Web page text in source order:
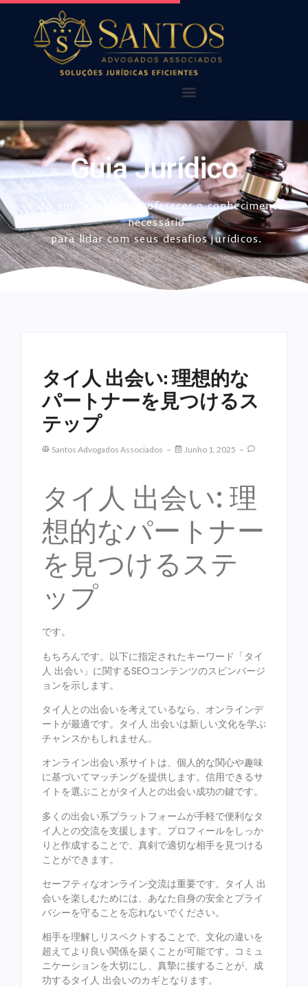
AQUI VOCÊ ENCONTRA!
NOSSAS PUBLICAÇÕES
Guia Jurídico
Foco em simplificar e oferecer o conhecimento
necessário
para lidar com seus desafios jurídicos.
タイ人 出会い: 理想的な
パートナーを見つけるス
テップ
Santos Advogados Associados Junho 1, 2025
タイ人 出会い: 理
想的なパートナー
を見つけるステ
ップ
です。
もちろんです。以下に指定されたキーワード「タイ
人 出会い」に関するSEOコンテンツのスピンバージ
ョンを示します。
タイ人との出会いを考えているなら、オンラインデ
ートが最適です。タイ人 出会いは新しい文化を学ぶ
チャンスかもしれません。
オンライン出会い系サイトは、個人的な関心や趣味
に基づいてマッチングを提供します。信用できるサ
イトを選ぶことがタイ人との出会い成功の鍵です。
多くの出会い系プラットフォームが手軽で便利なタ
イ人との交流を支援します。プロフィールをしっか
りと作成することで、真剣で適切な相手を見つける
ことができます。
セーフティなオンライン交流は重要です。タイ人 出
会いを楽しむためには、あなた自身の安全とプライ
バシーを守ることを忘れないでください。
相手を理解しリスペクトすることで、文化の違いを
超えてより良い関係を築くことが可能です。コミュ
ニケーションを大切にし、真摯に接することが、成
功するタイ人 出会いのカギとなります。